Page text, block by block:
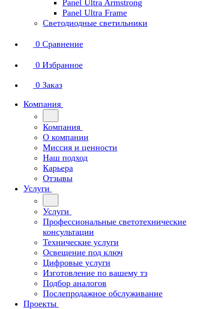
Panel Ultra Armstrong
Panel Ultra Frame
Светодиодные светильники
0 Сравнение
0 Избранное
0 Заказ
Компания
Компания
О компании
Миссия и ценности
Наш подход
Карьера
Отзывы
Услуги
Услуги
Профессиональные светотехнические
консультации
Технические услуги
Освещение под ключ
Цифровые услуги
Изготовление по вашему тз
Подбор аналогов
Послепродажное обслуживание
Проекты